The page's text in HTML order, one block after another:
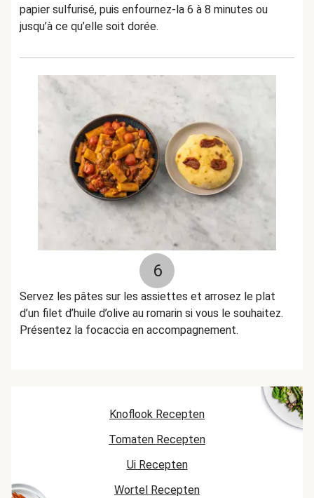
papier sulfurisé, puis enfournez-la 6 à 8 minutes ou
jusqu’à ce qu’elle soit dorée.
6
Servez les pâtes sur les assiettes et arrosez le plat
d’un filet d’huile d’olive au romarin si vous le souhaitez.
Présentez la focaccia en accompagnement.
Knoflook Recepten
Tomaten Recepten
Ui Recepten
Wortel Recepten